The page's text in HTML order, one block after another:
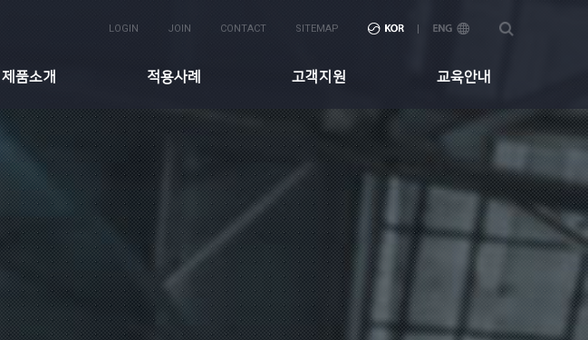
LOGIN JOIN CONTACT SITEMAP
제품소개 적용사례 고객지원 교육안내